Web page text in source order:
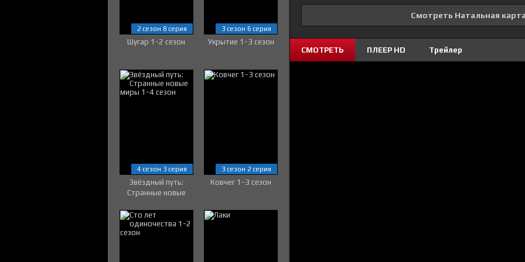
Смотреть Натальная
СМОТРЕТЬ ПЛЕЕР HD Трейлер
Шугар 1-2 сезон
2 сезон 8 серия
Укрытие 1-3 сезон
3 сезон 6 серия
Звёздный путь:
Странные новые
4 сезон 3 серия
Ковчег 1-3 сезон
3 сезон 2 серия